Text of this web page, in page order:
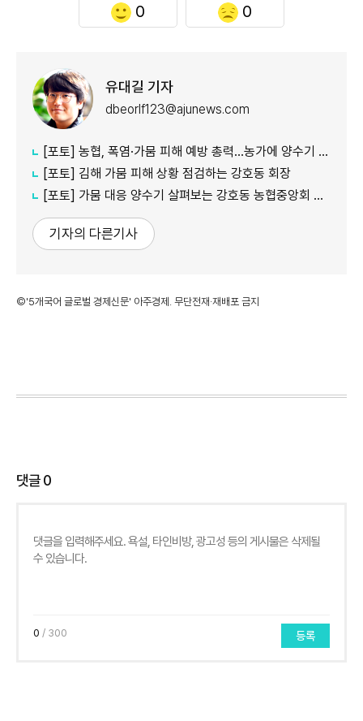
0 0
유대길 기자
dbeorlf123@ajunews.com
[포토] 농협, 폭염·가뭄 피해 예방 총력…농가에 양수기 지원
[포토] 김해 가뭄 피해 상황 점검하는 강호동 회장
[포토] 가뭄 대응 양수기 살펴보는 강호동 농협중앙회 회장
기자의 다른기사
©'5개국어 글로벌 경제신문' 아주경제. 무단전재·재배포 금지
댓글0
0 / 300 등록